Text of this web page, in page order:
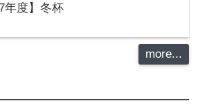
年度】冬杯
more...